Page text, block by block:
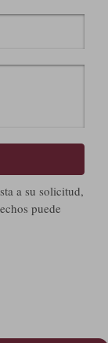
a su solicitud,
puede